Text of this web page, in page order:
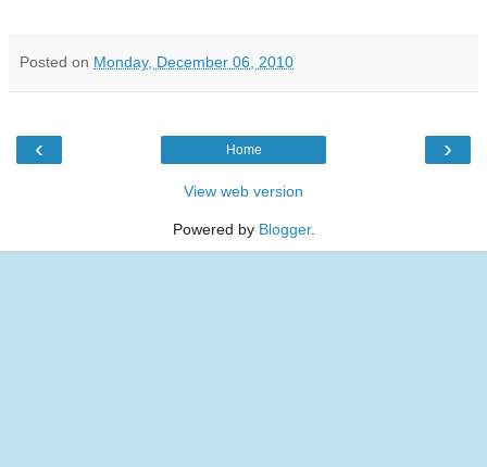
Posted on Monday, December 06, 2010
‹ ›
Home
View web version
Powered by Blogger.